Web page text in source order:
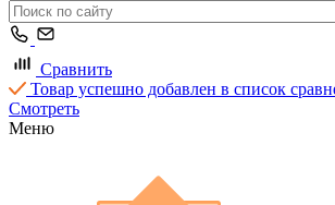
Сравнить
Товар успешно добавлен в список
Смотреть
Меню